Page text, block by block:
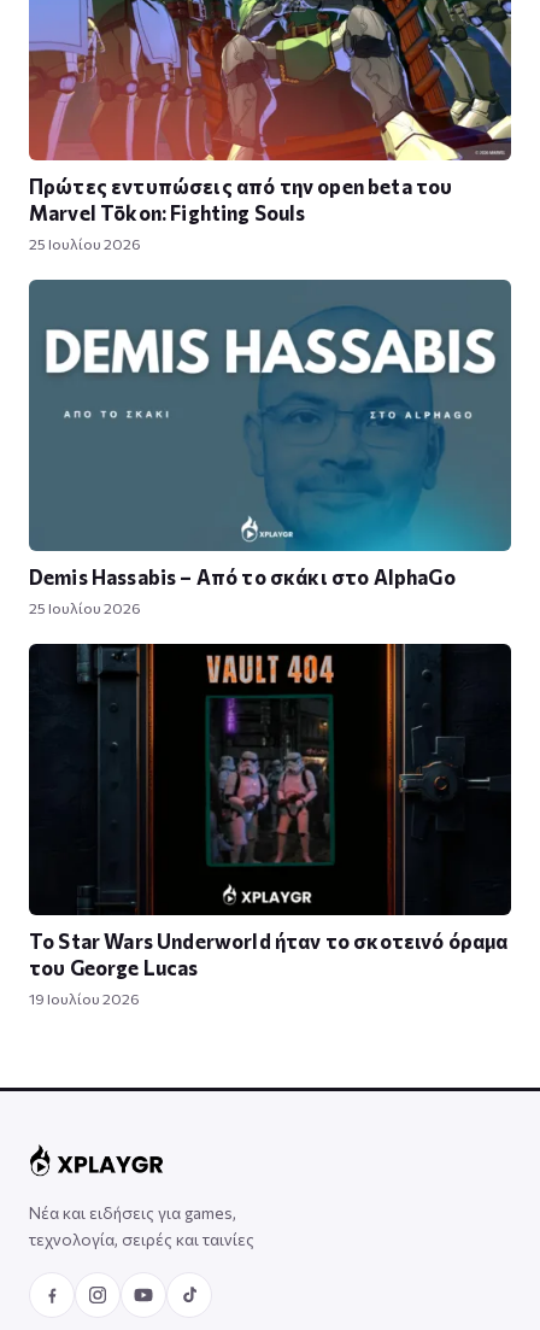
Πρώτες εντυπώσεις από την open beta του
Marvel Tōkon: Fighting Souls
25 Ιουλίου 2026
Demis Hassabis – Από το σκάκι στο AlphaGo
25 Ιουλίου 2026
To Star Wars Underworld ήταν το σκοτεινό όραμα
του George Lucas
19 Ιουλίου 2026
Νέα και ειδήσεις για games,
τεχνολογία, σειρές και ταινίες